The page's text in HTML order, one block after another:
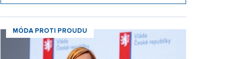
MÓDA PROTI PROUDU